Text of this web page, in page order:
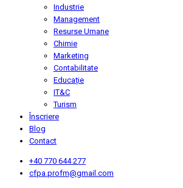
Industrie
Management
Resurse Umane
Chimie
Marketing
Contabilitate
Educație
IT&C
Turism
Înscriere
Blog
Contact
+40 770 644 277
cfpa.profm@gmail.com